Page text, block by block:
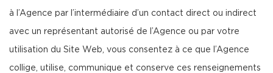
à l’Agence par l’intermédiaire d’un contact direct ou indirect
avec un représentant autorisé de l’Agence ou par votre
utilisation du Site Web, vous consentez à ce que l’Agence
collige, utilise, communique et conserve ces renseignements